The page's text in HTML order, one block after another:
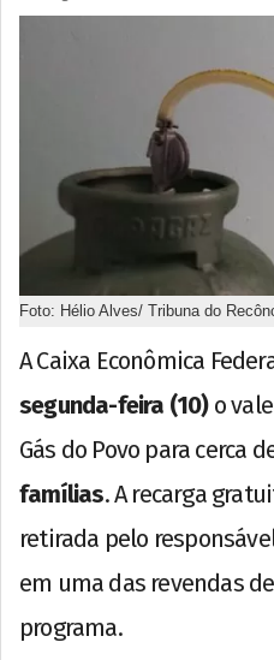
Foto: Hélio Alves/ Tribuna do
A Caixa Econômica
segunda-feira (10)o
Gás do Povo para cerca
famílias. A recarga
retirada pelo
em uma das revendas
programa.